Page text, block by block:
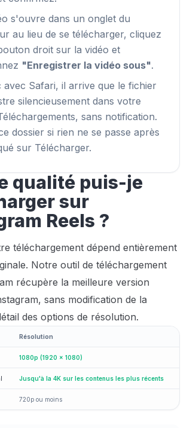
s'ouvre dans un onglet du
au lieu de se télécharger, cliquez
droit sur la vidéo et
"Enregistrer la vidéo sous".
avec Safari, il arrive que le fichier
silencieusement dans votre
sans notification.
dossier si rien ne se passe après
sur Télécharger.
qualité puis-je
sur
Reels ?
téléchargement dépend entièrement
Notre outil de téléchargement
récupère la meilleure version
sans modification de la
des options de résolution.
Résolution
1080p (1920 × 1080)
Jusqu'à la 4K sur les contenus les plus récents
720p ou moins